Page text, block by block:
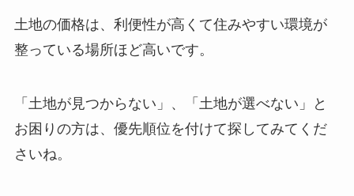
土地の価格は、利便性が高くて住みやすい環境が
整っている場所ほど高いです。
「土地が見つからない」、「土地が選べない」と
お困りの方は、優先順位を付けて探してみてくだ
さいね。